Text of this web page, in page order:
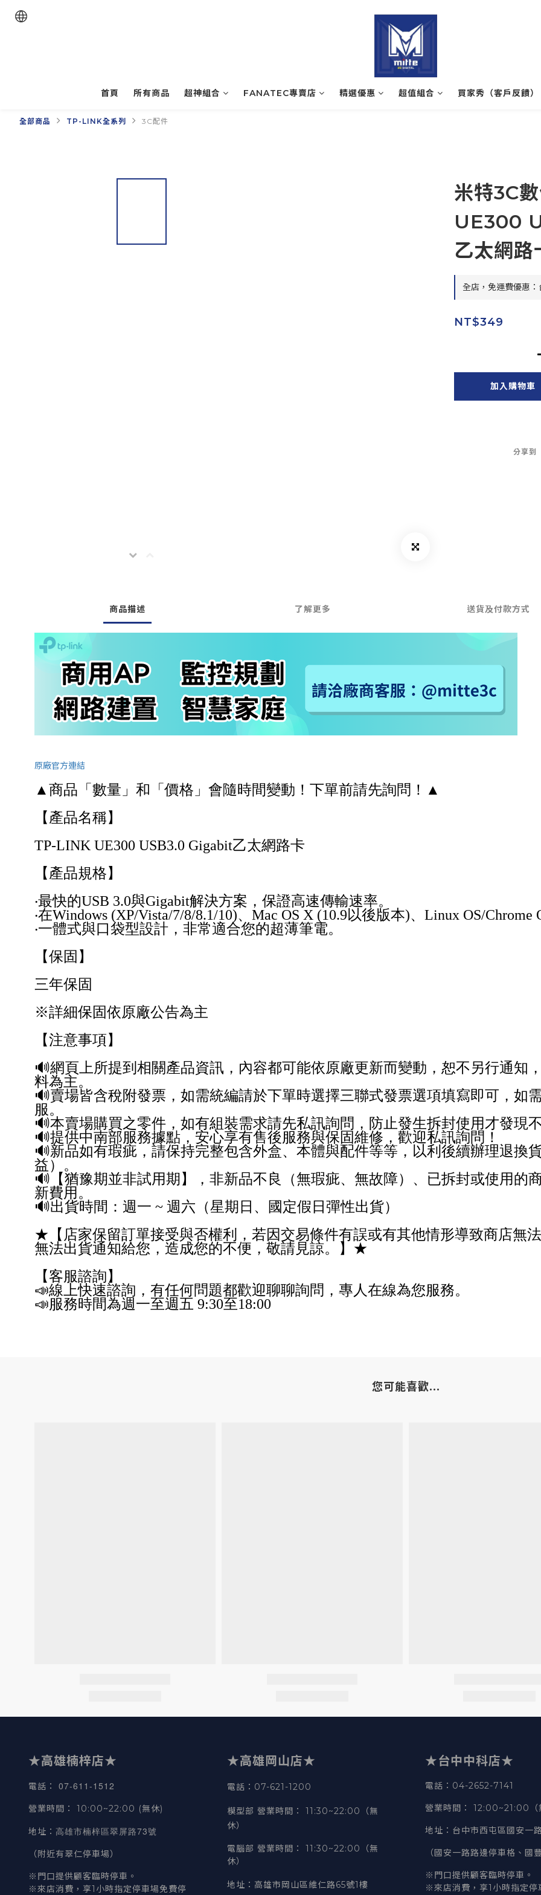
首頁 所有商品 超神組合 FANATEC專賣店 精選優惠 超值組合 買家秀（客戶反饋）
全部商品 TP-LINK全系列 3C配件
米特3C
UE300
乙太網
全店，免運費優惠
NT$349
加入購物車
分享到
商品描述 了解更多 送貨及付款方式
原廠官方連結
▲商品「數量」和「價格」會隨時間變動！下單前請先詢問！▲
【產品名稱】
TP-LINK UE300 USB3.0 Gigabit乙太網路卡
【產品規格】
‧最快的USB 3.0與Gigabit解決方案，保證高速傳輸速率。
‧在Windows (XP/Vista/7/8/8.1/10)、Mac OS X (10.9以後版本)、Linux OS/
‧一體式與口袋型設計，非常適合您的超薄筆電。
【保固】
三年保固
※詳細保固依原廠公告為主
【注意事項】
🔊網頁上所提到相關產品資訊，內容都可能依原廠更新而變動，恕不另行通知
料為主。
🔊賣場皆含稅附發票，如需統編請於下單時選擇三聯式發票選項填寫即可，如
服。
🔊本賣場購買之零件，如有組裝需求請先私訊詢問，防止發生拆封使用才發現
🔊提供中南部服務據點，安心享有售後服務與保固維修，歡迎私訊詢問！
🔊新品如有瑕疵，請保持完整包含外盒、本體與配件等等，以利後續辦理退換
益）。
🔊【猶豫期並非試用期】，非新品不良（無瑕疵、無故障）、已拆封或使用的
新費用。
🔊出貨時間：週一 ~ 週六（星期日、國定假日彈性出貨）
★【店家保留訂單接受與否權利，若因交易條件有誤或有其他情形導致商店無
無法出貨通知給您，造成您的不便，敬請見諒。】★
【客服諮詢】
📣線上快速諮詢，有任何問題都歡迎聊聊詢問，專人在線為您服務。
📣服務時間為週一至週五 9:30至18:00
您可能喜歡...
★高雄楠梓店★
電話 ： 07-611-1512
營業時間 ： 10:00~22:00 (無休)
地址 ： 高雄市楠梓區翠屏路73號
（附近有翠仁停車場）
※門口提供顧客臨時停車。
※來店消費，享1小時指定停車場免費停
★高雄岡山店★
電話：07-621-1200
模型部 營業時間 ：
11:30~22:00（無
休）
電腦部 營業時間 ：
11:30~22:00（無
休）
地址 ： 高雄市岡山區維仁路65號1樓
★台中中科店★
電話 ：04-2652-7141
營業時間 ： 12:00~21:00（
地址 ：台中市西屯區國安一
（國安一路路邊停車格、國
※門口提供顧客臨時停車。
※來店消費，享1小時指定停